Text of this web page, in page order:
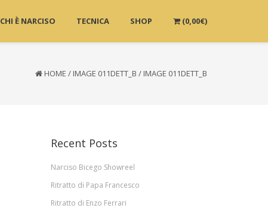
CHI È NARCISO TECNICA SHOP (0,00€)
HOME / IMAGE 011DETT_B / IMAGE 011DETT_B
Recent Posts
Narciso Bicego Showreel
Ritratto di Papa Francesco
Ritratto di Enzo Ferrari